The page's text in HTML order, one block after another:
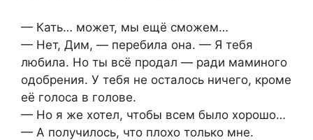
— Кать… может, мы ещё сможем…
— Нет, Дим, — перебила она. — Я тебя
любила. Но ты всё продал — ради маминого
одобрения. У тебя не осталось ничего, кроме
её голоса в голове.
— Но я же хотел, чтобы всем было хорошо…
— А получилось, что плохо только мне.